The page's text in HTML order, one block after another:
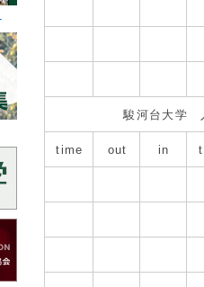
駿河台大学
time out in